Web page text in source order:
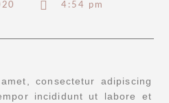
4:54 pm
consectetur adipiscing
incididunt ut labore et